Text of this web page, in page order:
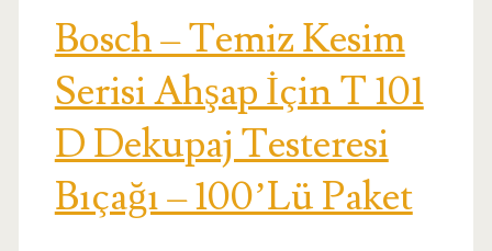
Bosch – Temiz Kesim
Serisi Ahşap İçin T 101
D Dekupaj Testeresi
Bıçağı – 100’Lü Paket